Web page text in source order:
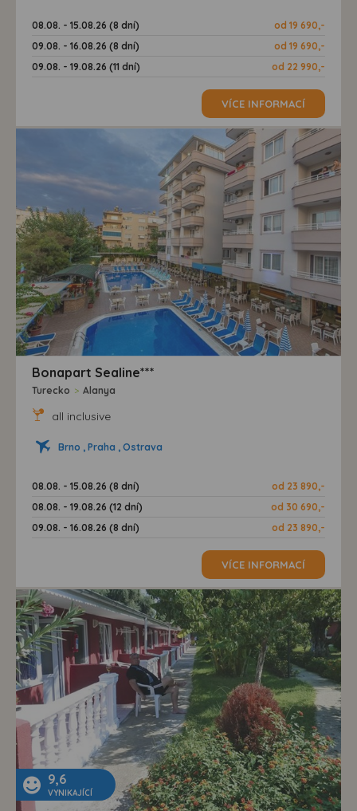
08.08. - 15.08.26 (8 dní)
od 19 690,-
09.08. - 16.08.26 (8 dní)
od 19 690,-
09.08. - 19.08.26 (11 dní)
od 22 990,-
VÍCE INFORMACÍ
Bonapart Sealine***
Turecko > Alanya
all inclusive
Brno , Praha , Ostrava
08.08. - 15.08.26 (8 dní)
od 23 890,-
08.08. - 19.08.26 (12 dní)
od 30 690,-
09.08. - 16.08.26 (8 dní)
od 23 890,-
VÍCE INFORMACÍ
9,6
VYNIKAJÍCÍ